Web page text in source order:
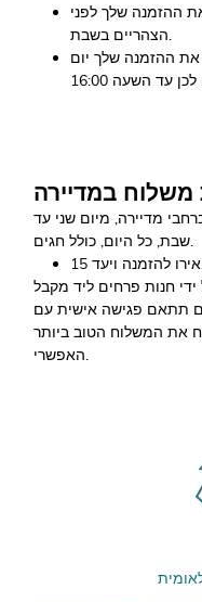
ההזמנה שלך לפני
הצהריים בשבת.
ההזמנה שלך יום
מדיירה, מיום שני עד
שבת, כל היום, כולל חגים.
ויעד.
חנות פרחים ליד מקבל
תתאם פגישה אישית עם
את המשלוח הטוב ביותר
האפשרי.